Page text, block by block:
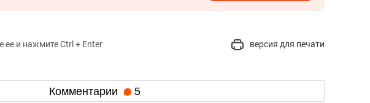
ее и нажмите Ctrl + Enter версия для печати
Комментарии 5